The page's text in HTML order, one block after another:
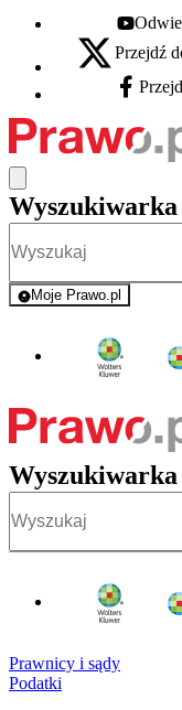
Youtube -
X - otwiera się w
Przejdź
Facebook -
Wyszukiwarka
Moje Prawo.pl
- rejestracja i
Wyszukiwarka
Prawnicy i sądy
Podatki